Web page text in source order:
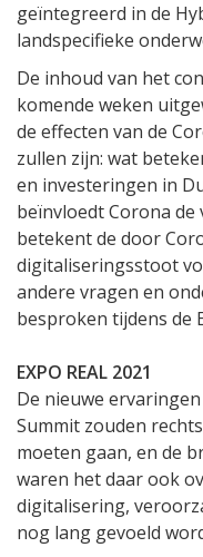
geïntegreerd in de
landspecifieke
De inhoud van het
komende weken
de effecten van de
zullen zijn: wat
en investeringen in
beïnvloedt Corona de
betekent de door
digitaliseringsstoot
andere vragen en
besproken tijdens de
EXPO REAL 2021
De nieuwe ervaringen
Summit zouden
moeten gaan, en de
waren het daar ook
digitalisering,
nog lang gevoeld